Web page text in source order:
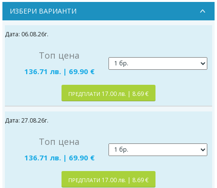
ИЗБЕРИ ВАРИАНТИ
Дата: 06.08.26г.
Топ цена
136.71 лв. | 69.90 €
ПРЕДПЛАТИ 17.00 лв. | 8.69 €
Дата: 27.08.26г.
Топ цена
136.71 лв. | 69.90 €
ПРЕДПЛАТИ 17.00 лв. | 8.69 €